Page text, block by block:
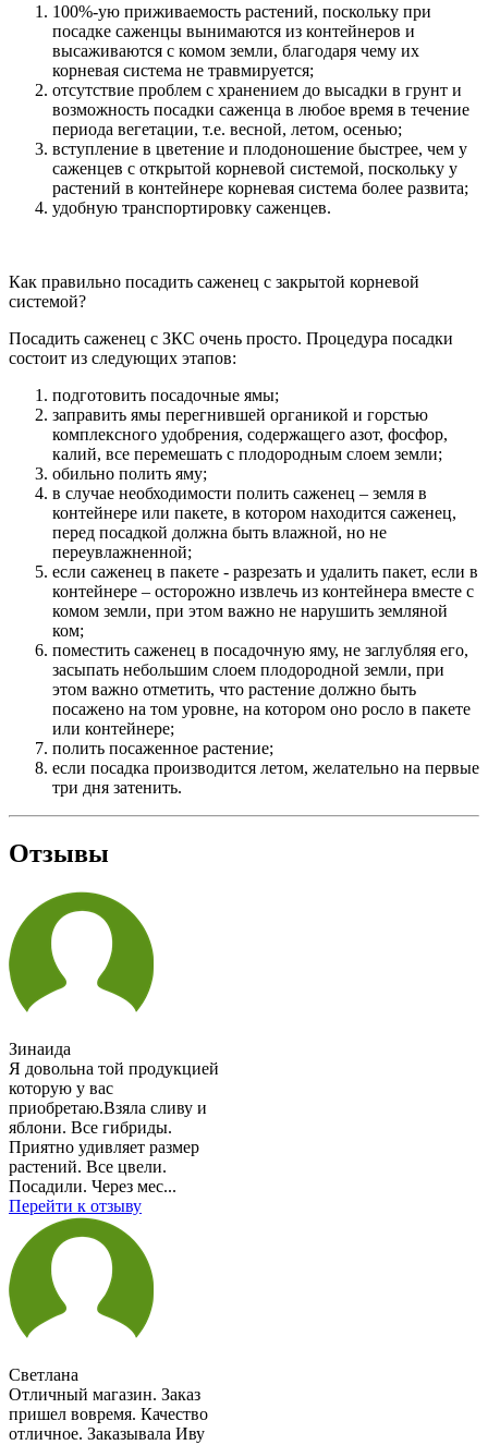
100%-ую приживаемость растений, поскольку при
посадке саженцы вынимаются из контейнеров и
высаживаются с комом земли, благодаря чему их
корневая система не травмируется;
отсутствие проблем с хранением до высадки в грунт и
возможность посадки саженца в любое время в течение
периода вегетации, т.е. весной, летом, осенью;
вступление в цветение и плодоношение быстрее, чем у
саженцев с открытой корневой системой, поскольку у
растений в контейнере корневая система более развита;
удобную транспортировку саженцев.
Как правильно посадить саженец с закрытой корневой
системой?
Посадить саженец с ЗКС очень просто. Процедура посадки
состоит из следующих этапов:
подготовить посадочные ямы;
заправить ямы перегнившей органикой и горстью
комплексного удобрения, содержащего азот, фосфор,
калий, все перемешать с плодородным слоем земли;
обильно полить яму;
в случае необходимости полить саженец – земля в
контейнере или пакете, в котором находится саженец,
перед посадкой должна быть влажной, но не
переувлажненной;
если саженец в пакете - разрезать и удалить пакет, если в
контейнере – осторожно извлечь из контейнера вместе с
комом земли, при этом важно не нарушить земляной
ком;
поместить саженец в посадочную яму, не заглубляя его,
засыпать небольшим слоем плодородной земли, при
этом важно отметить, что растение должно быть
посажено на том уровне, на котором оно росло в пакете
или контейнере;
полить посаженное растение;
если посадка производится летом, желательно на первые
три дня затенить.
Отзывы
Зинаида
Я довольна той продукцией
которую у вас
приобретаю.Взяла сливу и
яблони. Все гибриды.
Приятно удивляет размер
растений. Все цвели.
Посадили. Через мес...
Перейти к отзыву
Светлана
Отличный магазин. Заказ
пришел вовремя. Качество
отличное. Заказывала Иву